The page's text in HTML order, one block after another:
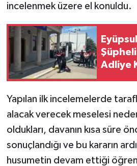
incelenmek üzere el konuldu.
Şüpheli
Adliye
Yapılan ilk incelemelerde
alacak verecek meselesi
oldukları, davanın kısa süre
sonuçlandığı ve bu kararın
husumetin devam ettiği